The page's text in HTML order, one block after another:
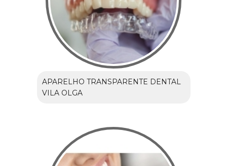
APARELHO TRANSPARENTE DENTAL
VILA OLGA